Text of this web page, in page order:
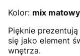
Kolor: mix
Pięknie
się jako element
wnętrza.